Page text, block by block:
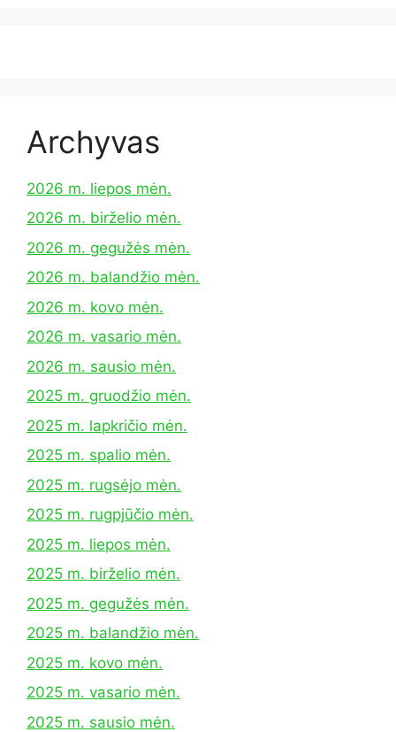
Archyvas
2026 m. liepos mėn.
2026 m. birželio mėn.
2026 m. gegužės mėn.
2026 m. balandžio mėn.
2026 m. kovo mėn.
2026 m. vasario mėn.
2026 m. sausio mėn.
2025 m. gruodžio mėn.
2025 m. lapkričio mėn.
2025 m. spalio mėn.
2025 m. rugsėjo mėn.
2025 m. rugpjūčio mėn.
2025 m. liepos mėn.
2025 m. birželio mėn.
2025 m. gegužės mėn.
2025 m. balandžio mėn.
2025 m. kovo mėn.
2025 m. vasario mėn.
2025 m. sausio mėn.